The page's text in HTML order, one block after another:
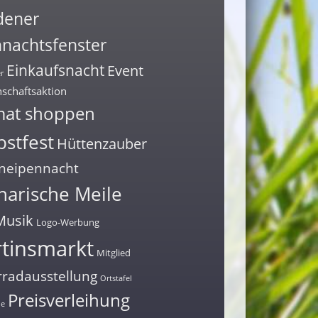
Einkaufsnacht Event
shoppen
Hüttenzauber
Meile
Logo-Werbung
Mitglied
Ortstafel
Preisverleihung